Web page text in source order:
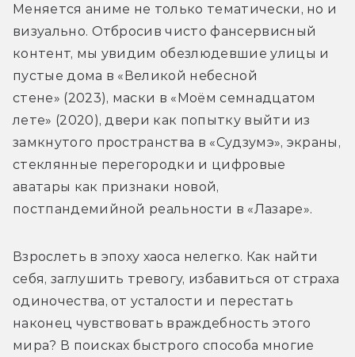
Меняется аниме не только тематически, но и
визуально. Отбросив чисто фансервисный
контент, мы увидим обезлюдевшие улицы и
пустые дома в «Великой небесной
стене» (2023), маски в «Моём семнадцатом
лете» (2020), двери как попытку выйти из
замкнутого пространства в «Судзумэ», экраны,
стеклянные перегородки и цифровые
аватары как признаки новой,
постпандемийной реальности в «Лазаре».
Взрослеть в эпоху хаоса нелегко. Как найти
себя, заглушить тревогу, избавиться от страха
одиночества, от усталости и перестать
наконец чувствовать враждебность этого
мира? В поисках быстрого способа многие